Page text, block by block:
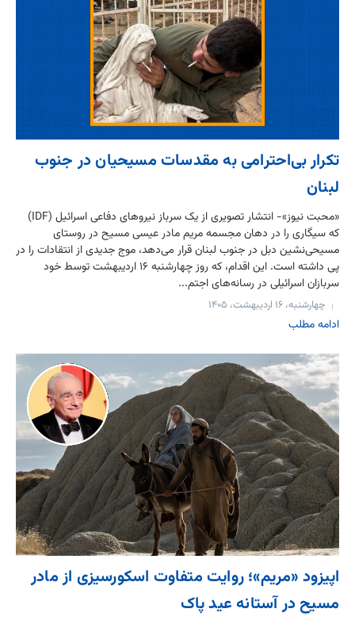
تکرار بی‌احترامی به مقدسات مسیحیان در جنوب
لبنان
«محبت نیوز»- انتشار تصویری از یک سرباز نیروهای دفاعی اسرائیل (IDF)
که سیگاری را در دهان مجسمه مریم مادر عیسی مسیح در روستای
مسیحی‌نشین دبل در جنوب لبنان قرار می‌دهد، موج جدیدی از انتقادات را در
پی داشته است. این اقدام، که روز چهارشنبه ۱۶ اردیبهشت توسط خود
سربازان اسرائیلی در رسانه‌های اجتم...
چهارشنبه، ۱۶ اردیبهشت، ۱۴۰۵
ادامه مطلب
اپیزود «مریم»؛ روایت متفاوت اسکورسیزی از مادر
مسیح در آستانه عید پاک